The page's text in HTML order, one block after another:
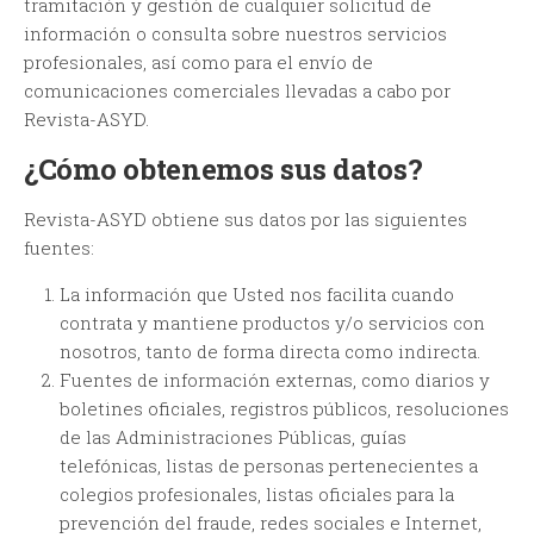
tramitación y gestión de cualquier solicitud de
información o consulta sobre nuestros servicios
profesionales, así como para el envío de
comunicaciones comerciales llevadas a cabo por
Revista-ASYD.
¿Cómo obtenemos sus datos?
Revista-ASYD obtiene sus datos por las siguientes
fuentes:
La información que Usted nos facilita cuando
contrata y mantiene productos y/o servicios con
nosotros, tanto de forma directa como indirecta.
Fuentes de información externas, como diarios y
boletines oficiales, registros públicos, resoluciones
de las Administraciones Públicas, guías
telefónicas, listas de personas pertenecientes a
colegios profesionales, listas oficiales para la
prevención del fraude, redes sociales e Internet,